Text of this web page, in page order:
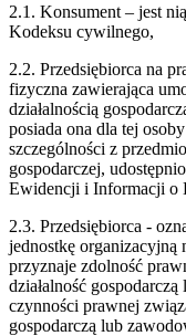
2.1. Konsument – jest
Kodeksu cywilnego,
2.2. Przedsiębiorca na
fizyczna zawierająca
działalnością
posiada ona dla tej
szczególności z
gospodarczej,
Ewidencji i Informacji o
2.3. Przedsiębiorca -
jednostkę organizacyjną
przyznaje zdolność
działalność
czynności prawnej
gospodarczą lub